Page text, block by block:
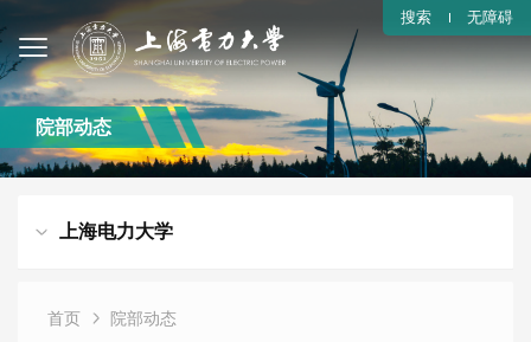
无障碍
搜索
院部动态
上海电力大学
首页 院部动态